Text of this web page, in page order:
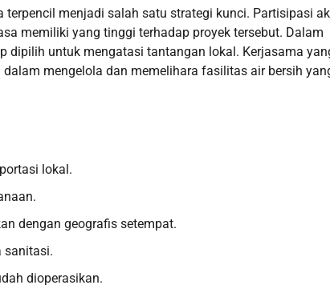
menjadi salah satu strategi kunci. Partisipasi
memiliki yang tinggi terhadap proyek tersebut. Dalam
dipilih untuk mengatasi tantangan lokal. Kerjasama
mengelola dan memelihara fasilitas air bersih
lokal.
dengan geografis setempat.
sanitasi.
dioperasikan.